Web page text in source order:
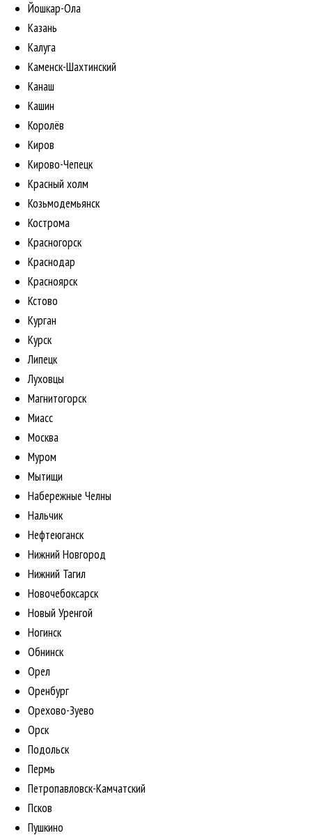
Йошкар-Ола
Казань
Калуга
Каменск-Шахтинский
Канаш
Кашин
Королёв
Киров
Кирово-Чепецк
Красный холм
Козьмодемьянск
Кострома
Красногорск
Краснодар
Красноярск
Кстово
Курган
Курск
Липецк
Луховцы
Магнитогорск
Миасс
Москва
Муром
Мытищи
Набережные Челны
Нальчик
Нефтеюганск
Нижний Новгород
Нижний Тагил
Новочебоксарск
Новый Уренгой
Ногинск
Обнинск
Орел
Оренбург
Орехово-Зуево
Орск
Подольск
Пермь
Петропавловск-Камчатский
Псков
Пушкино